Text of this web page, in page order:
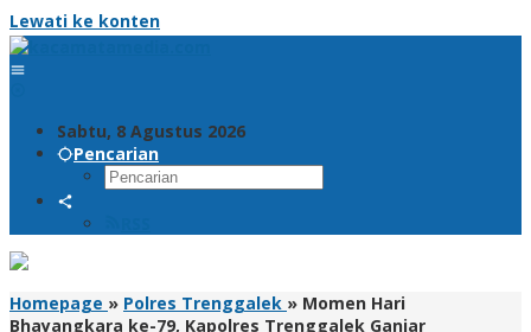
Lewati ke konten
Sabtu, 8 Agustus 2026
Pencarian
Homepage » Polres Trenggalek » Momen Hari
Bhayangkara ke-79, Kapolres Trenggalek Ganjar